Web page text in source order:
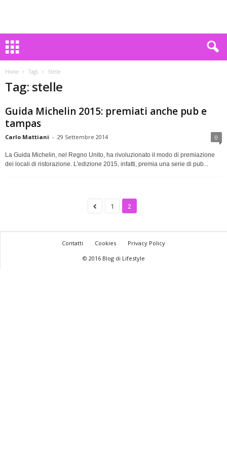
Home Tags Stelle
Tag: stelle
Guida Michelin 2015: premiati anche pub e
tampas
Carlo Mattiani - 29 Settembre 2014 0
La Guida Michelin, nel Regno Unito, ha rivoluzionato il modo di premiazione
dei locali di ristorazione. L'edizione 2015, infatti, premia una serie di pub...
1 2
Contatti Cookies
Privacy Policy
© 2016 Blog di Lifestyle